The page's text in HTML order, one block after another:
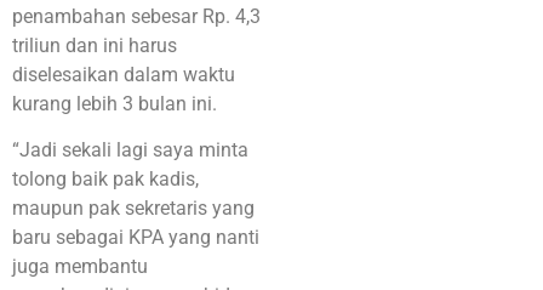
penambahan sebesar Rp. 4,3
triliun dan ini harus
diselesaikan dalam waktu
kurang lebih 3 bulan ini.
“Jadi sekali lagi saya minta
tolong baik pak kadis,
maupun pak sekretaris yang
baru sebagai KPA yang nanti
juga membantu